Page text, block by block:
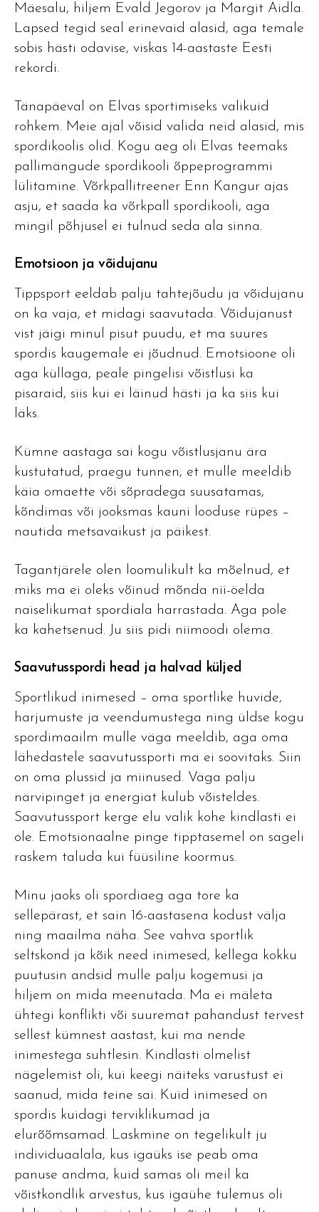
Mäesalu, hiljem Evald Jegorov ja Margit Aidla.
Lapsed tegid seal erinevaid alasid, aga temale
sobis hästi odavise, viskas 14-aastaste Eesti
rekordi.
Tänapäeval on Elvas sportimiseks valikuid
rohkem. Meie ajal võisid valida neid alasid, mis
spordikoolis olid. Kogu aeg oli Elvas teemaks
pallimängude spordikooli õppeprogrammi
lülitamine. Võrkpallitreener Enn Kangur ajas
asju, et saada ka võrkpall spordikooli, aga
mingil põhjusel ei tulnud seda ala sinna.
Emotsioon ja võidujanu
Tippsport eeldab palju tahtejõudu ja võidujanu
on ka vaja, et midagi saavutada. Võidujanust
vist jäigi minul pisut puudu, et ma suures
spordis kaugemale ei jõudnud. Emotsioone oli
aga küllaga, peale pingelisi võistlusi ka
pisaraid, siis kui ei läinud hästi ja ka siis kui
läks.
Kümne aastaga sai kogu võistlusjanu ära
kustutatud, praegu tunnen, et mulle meeldib
käia omaette või sõpradega suusatamas,
kõndimas või jooksmas kauni looduse rüpes –
nautida metsavaikust ja päikest.
Tagantjärele olen loomulikult ka mõelnud, et
miks ma ei oleks võinud mõnda nii-öelda
naiselikumat spordiala harrastada. Aga pole
ka kahetsenud. Ju siis pidi niimoodi olema.
Saavutusspordi head ja halvad küljed
Sportlikud inimesed – oma sportlike huvide,
harjumuste ja veendumustega ning üldse kogu
spordimaailm mulle väga meeldib, aga oma
lähedastele saavutussporti ma ei soovitaks. Siin
on oma plussid ja miinused. Väga palju
närvipinget ja energiat kulub võisteldes.
Saavutussport kerge elu valik kohe kindlasti ei
ole. Emotsionaalne pinge tipptasemel on sageli
raskem taluda kui füüsiline koormus.
Minu jaoks oli spordiaeg aga tore ka
sellepärast, et sain 16-aastasena kodust välja
ning maailma näha. See vahva sportlik
seltskond ja kõik need inimesed, kellega kokku
puutusin andsid mulle palju kogemusi ja
hiljem on mida meenutada. Ma ei mäleta
ühtegi konflikti või suuremat pahandust tervest
sellest kümnest aastast, kui ma nende
inimestega suhtlesin. Kindlasti olmelist
nägelemist oli, kui keegi näiteks varustust ei
saanud, mida teine sai. Kuid inimesed on
spordis kuidagi terviklikumad ja
elurõõmsamad. Laskmine on tegelikult ju
individuaalala, kus igaüks ise peab oma
panuse andma, kuid samas oli meil ka
võistkondlik arvestus, kus igaühe tulemus oli